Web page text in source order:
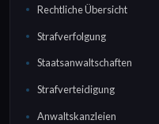
Rechtliche Übersicht
Strafverfolgung
Staatsanwaltschaften
Strafverteidigung
Anwaltskanzleien